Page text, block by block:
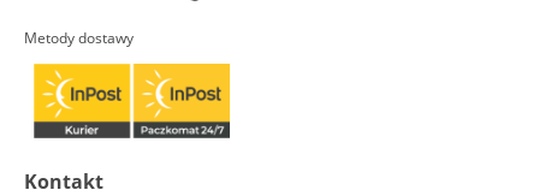
Metody dostawy
Kontakt